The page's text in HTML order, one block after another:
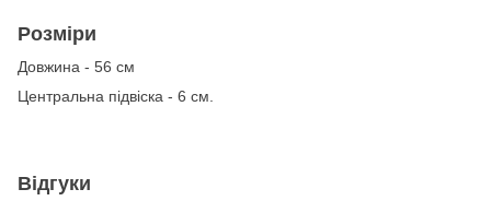
Розміри
Довжина - 56 см
Центральна підвіска - 6 см.
Відгуки